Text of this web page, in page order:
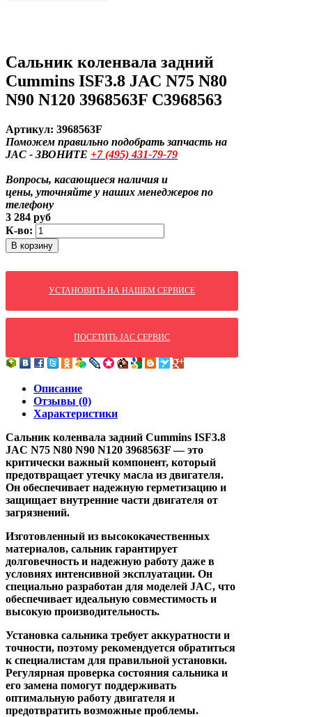
Сальник коленвала задний
Cummins ISF3.8 JAC N75 N80
N90 N120 3968563F C3968563
Артикул: 3968563F
Поможем правильно подобрать запчасть на
JAC - ЗВОНИТЕ +7(495)431-79-79
Вопросы, касающиеся наличия и
цены, уточняйте у наших менеджеров по
телефону
3 284 руб
К-во:
В корзину
УСТАНОВИТЬ НА НАШЕМ СЕРВИСЕ
ПОСЕТИТЬ JAC СЕРВИС
Описание
Отзывы (0)
Характеристики
Сальник коленвала задний Cummins ISF3.8
JAC N75 N80 N90 N120 3968563F — это
критически важный компонент, который
предотвращает утечку масла из двигателя.
Он обеспечивает надежную герметизацию и
защищает внутренние части двигателя от
загрязнений.
Изготовленный из высококачественных
материалов, сальник гарантирует
долговечность и надежную работу даже в
условиях интенсивной эксплуатации. Он
специально разработан для моделей JAC, что
обеспечивает идеальную совместимость и
высокую производительность.
Установка сальника требует аккуратности и
точности, поэтому рекомендуется обратиться
к специалистам для правильной установки.
Регулярная проверка состояния сальника и
его замена помогут поддерживать
оптимальную работу двигателя и
предотвратить возможные проблемы.